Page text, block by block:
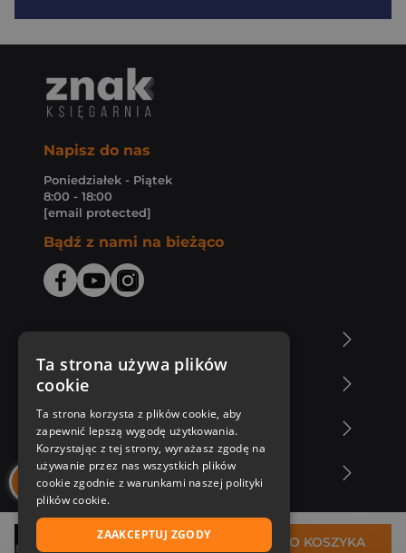
42,66 zł DO KOSZYKA
Napisz do nas
Poniedziałek - Piątek
8:00 - 18:00
[email protected]
Bądź z nami na bieżąco
Zakupy u nas
Nasza oferta
Nasi autorzy
Ta strona używa plików
cookie
Ta strona korzysta z plików cookie, aby
zapewnić lepszą wygodę użytkowania.
Korzystając z tej strony, wyrażasz zgodę na
używanie przez nas wszystkich plików
cookie zgodnie z warunkami naszej polityki
plików cookie.
ZAAKCEPTUJ ZGODY